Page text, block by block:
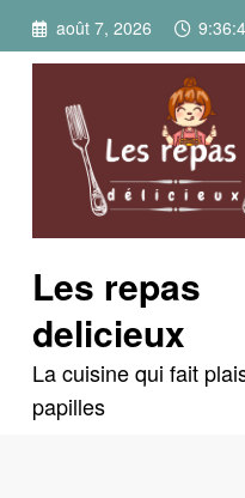
Aller
août 7, 2026
Les repas
delicieux
La cuisine qui fait
papilles